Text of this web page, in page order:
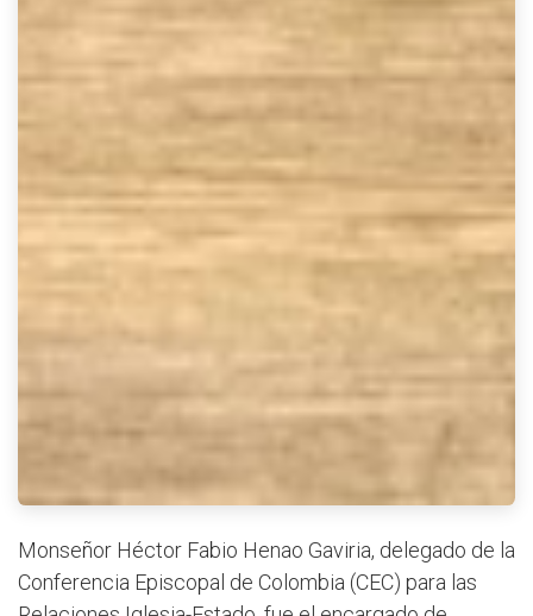
Monseñor Héctor Fabio Henao Gaviria, delegado de la
Conferencia Episcopal de Colombia (CEC) para las